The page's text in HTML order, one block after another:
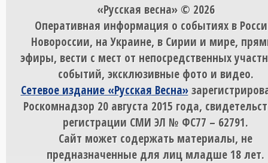
«Русская весна» © 2026
Оперативная информация о событиях в
Новороссии, на Украине, в Сирии и мире,
эфиры, вести с мест от непосредственных
событий, эксклюзивные фото и видео.
Сетевое издание «Русская Весна»
Роскомнадзор 20 августа 2015 года,
регистрации СМИ ЭЛ № ФС77 – 62791.
Сайт может содержать материалы, не
предназначенные для лиц младше 18 лет.